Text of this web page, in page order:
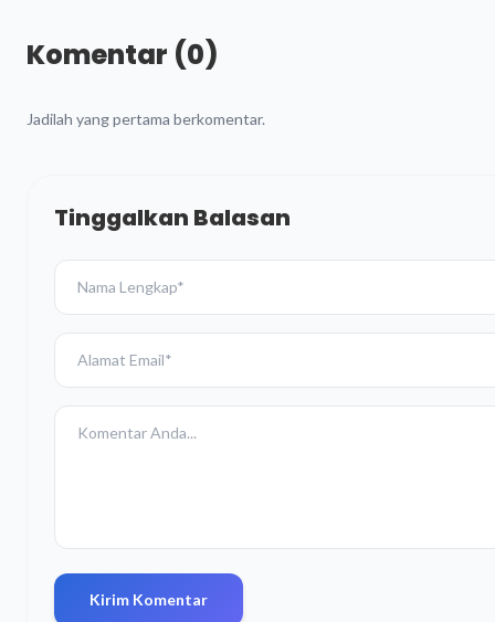
Komentar (0)
Jadilah yang pertama berkomentar.
Tinggalkan Balasan
Kirim Komentar